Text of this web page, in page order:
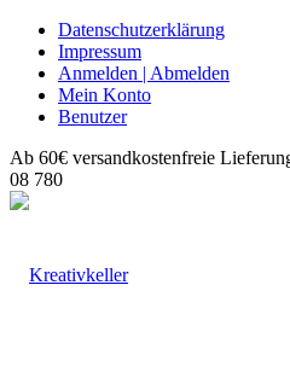
Datenschutzerklärung
Impressum
Anmelden | Abmelden
Mein Konto
Benutzer
Ab 60€ versandkostenfreie
08 780